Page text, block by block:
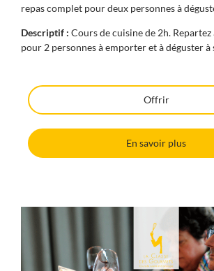
repas complet pour deux personnes à
Descriptif : Cours de cuisine de 2h. Repartez
pour 2 personnes à emporter et à déguster
Offrir
En savoir plus